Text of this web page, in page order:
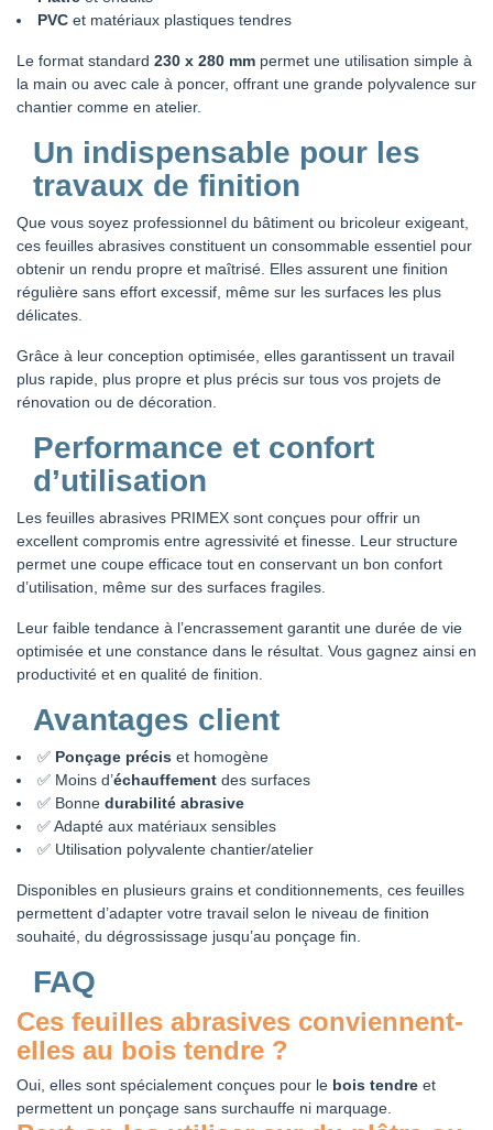
PVC et matériaux plastiques tendres
Le format standard 230 x 280 mm permet une utilisation simple à
la main ou avec cale à poncer, offrant une grande polyvalence sur
chantier comme en atelier.
Un indispensable pour les
travaux de finition
Que vous soyez professionnel du bâtiment ou bricoleur exigeant,
ces feuilles abrasives constituent un consommable essentiel pour
obtenir un rendu propre et maîtrisé. Elles assurent une finition
régulière sans effort excessif, même sur les surfaces les plus
délicates.
Grâce à leur conception optimisée, elles garantissent un travail
plus rapide, plus propre et plus précis sur tous vos projets de
rénovation ou de décoration.
Performance et confort
d’utilisation
Les feuilles abrasives PRIMEX sont conçues pour offrir un
excellent compromis entre agressivité et finesse. Leur structure
permet une coupe efficace tout en conservant un bon confort
d’utilisation, même sur des surfaces fragiles.
Leur faible tendance à l’encrassement garantit une durée de vie
optimisée et une constance dans le résultat. Vous gagnez ainsi en
productivité et en qualité de finition.
Avantages client
✅ Ponçage précis et homogène
✅ Moins d’échauffement des surfaces
✅ Bonne durabilité abrasive
✅ Adapté aux matériaux sensibles
✅ Utilisation polyvalente chantier/atelier
Disponibles en plusieurs grains et conditionnements, ces feuilles
permettent d’adapter votre travail selon le niveau de finition
souhaité, du dégrossissage jusqu’au ponçage fin.
FAQ
Ces feuilles abrasives conviennent-
elles au bois tendre ?
Oui, elles sont spécialement conçues pour le bois tendre et
permettent un ponçage sans surchauffe ni marquage.